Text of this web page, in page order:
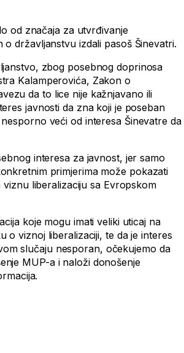
od značaja za utvrđivanje
državljanstvu izdali pasoš Šinevatri.
zbog posebnog doprinosa
Kalamperovića, Zakon o
da to lice nije kažnjavano ili
javnosti da zna koji je poseban
veći od interesa Šinevatre da
interesa za javnost, jer samo
primjerima može pokazati
liberalizaciju sa Evropskom
koje mogu imati veliki uticaj na
o viznoj liberalizaciji, te da je interes
slučaju nesporan, očekujemo da
MUP-a i naloži donošenje